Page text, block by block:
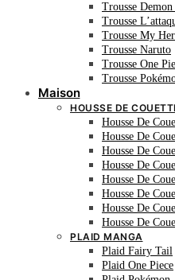
Trousse
Trousse
Trousse My
Trousse Naruto
Trousse One
Trousse
Maison
HOUSSE DE
Housse De
Housse De
Housse De
Housse De
Housse De
Housse De
Housse De
Housse De
PLAID MANGA
Plaid Fairy Tail
Plaid One Piece